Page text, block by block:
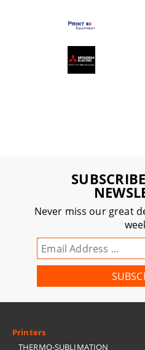
Never miss our great
Printers
THERMO-SUBLIMATION